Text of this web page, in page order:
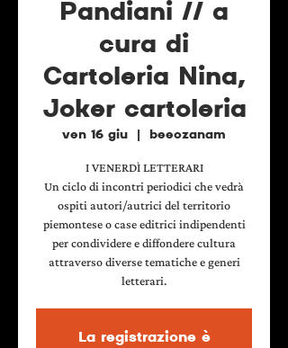
Pandiani // a
cura di
Cartoleria Nina,
Joker cartoleria
ven 16 giu beeozanam
I VENERDÌ LETTERARI
Un ciclo di incontri periodici che vedrà
ospiti autori/autrici del territorio
piemontese o case editrici indipendenti
per condividere e diffondere cultura
attraverso diverse tematiche e generi
letterari.
La registrazione è